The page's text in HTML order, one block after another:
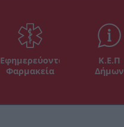
Εφημερεύοντα
Φαρμακεία
Κ.Ε.Π
Δήμων